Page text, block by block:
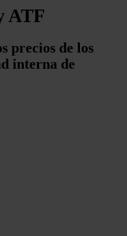
ATF
precios de los
interna de